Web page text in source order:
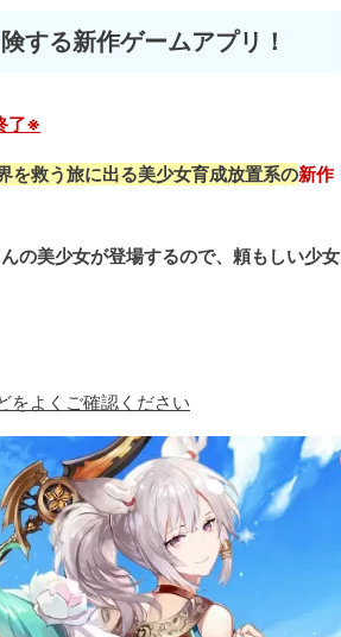
する新作ゲームアプリ！
了※
を救う旅に出る美少女育成放置系の新作
の美少女が登場するので、頼もしい少女
をよくご確認ください